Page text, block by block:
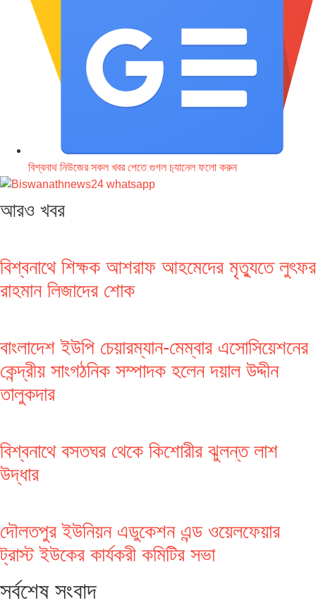
বিশ্বনাথ নিউজের সকল খবর পেতে গুগল চ‌্যানেল ফলো করুন
আরও খবর
বিশ্বনাথে শিক্ষক আশরাফ আহমেদের মৃত্যুতে লুৎফর
রাহমান লিজাদের শোক
বাংলাদেশ ইউপি চেয়ারম্যান-মেম্বার এসোসিয়েশনের
কেন্দ্রীয় সাংগঠনিক সম্পাদক হলেন দয়াল উদ্দীন
তালুকদার
বিশ্বনাথে বসতঘর থেকে কিশোরীর ঝুলন্ত লাশ
উদ্ধার
দৌলতপুর ইউনিয়ন এডুকেশন এন্ড ওয়েলফেয়ার
ট্রাস্ট ইউকের কার্যকরী কমিটির সভা
সর্বশেষ সংবাদ